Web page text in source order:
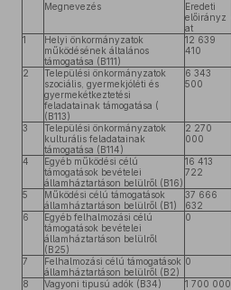
Megnevezés
Eredeti
előirányz
at
1
Helyi önkormányzatok
működésének általános
támogatása (B111)
12 639
410
2
Települési önkormányzatok
szociális, gyermekjóléti és
gyermekétkeztetési
feladatainak támogatása (
(B113)
6 343
500
3
Települési önkormányzatok
kulturális feladatainak
támogatása (B114)
2 270
000
4
Egyéb működési célú
támogatások bevételei
államháztartáson belülről (B16)
16 413
722
5
Működési célú támogatások
államháztartáson belülről (B1)
37 666
632
6
Egyéb felhalmozási célú
támogatások bevételei
államháztartáson belülről
(B25)
0
7
Felhalmozási célú támogatások
államháztartáson belülről (B2)
0
8 Vagyoni tipusú adók (B34) 1 700 000